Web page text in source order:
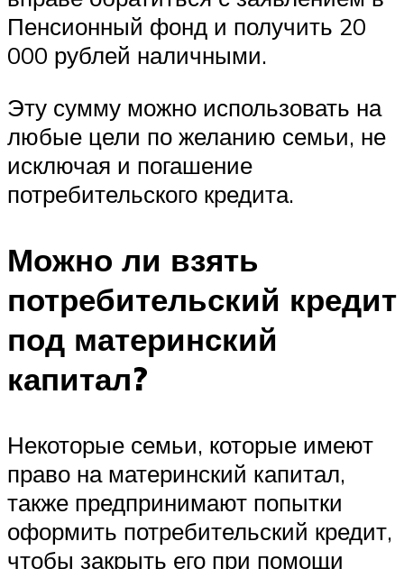
Пенсионный фонд и получить 20
000 рублей наличными.
Эту сумму можно использовать на
любые цели по желанию семьи, не
исключая и погашение
потребительского кредита.
Можно ли взять
потребительский кредит
под материнский
капитал?
Некоторые семьи, которые имеют
право на материнский капитал,
также предпринимают попытки
оформить потребительский кредит,
чтобы закрыть его при помощи